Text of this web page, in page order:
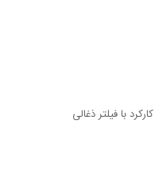
با فیلتر ذغالی